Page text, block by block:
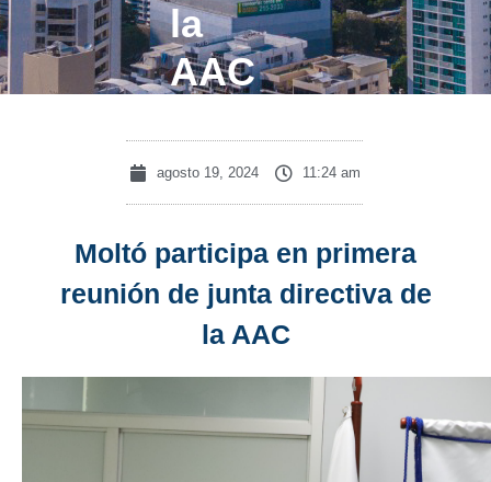
la
AAC
agosto 19, 2024 11:24 am
Moltó participa en primera
reunión de junta directiva de
la AAC